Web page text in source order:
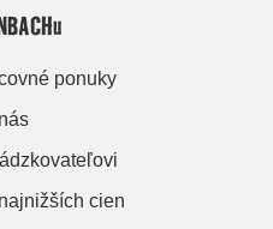
ponuky
cien